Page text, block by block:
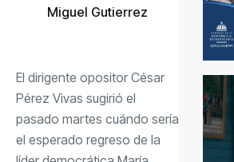
Miguel Gutierrez
El dirigente opositor César
Pérez Vivas sugirió el
pasado martes cuándo sería
el esperado regreso de la